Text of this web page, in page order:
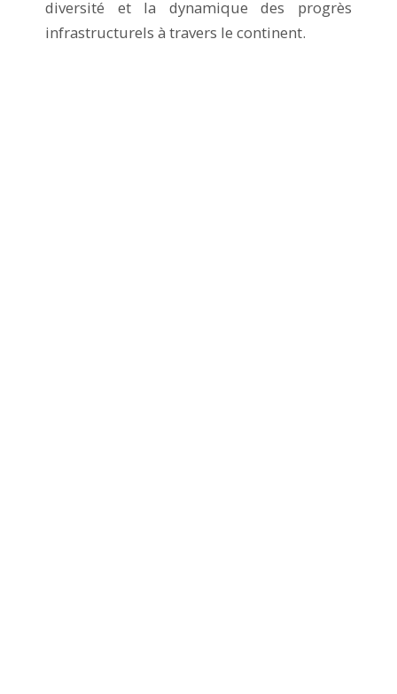
diversité et la dynamique des progrès
infrastructurels à travers le continent.